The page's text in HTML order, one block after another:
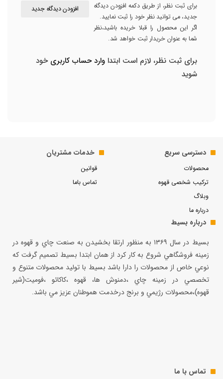
برای ثبت نظر، از طریق دکمه افزودن دیدگاه
جدید، می توانید نظر خود را ثبت نمایید.
اگر این محصول را قبلا خریده باشید،نظر
شما به عنوان خریدار ثبت خواهد شد.
افزودن دیدگاه جدید
برای ثبت نظر، لازم است ابتدا وارد حساب کاربریخود
شوید
دسترسی سریع
محصولات
ترکیب شخصی قهوه
وبلاگ
درباره ما
خدمات مشتریان
قوانین
تماس باما
درباره بسیط
بسيط در سال ۱۳۶۹ به منظور ارتقا بخشيدن به صنعت چاي و قهوه در
زمينه فروشگاهي شروع به كار كرد از همان ابتدا بسيط تصميم گرفت كه
نوعي خاص از محصولات را دارا باشد بسيط با توليد محصولات متنوع و
تخصصي در زمينه چاي ،دمنوش ها، قهوه ،كاكائو ،فوميت(شير
قهوه)،محصولات رژيمي و برنج درخدمت هموطنان عزيز مي باشد.
تماس با ما